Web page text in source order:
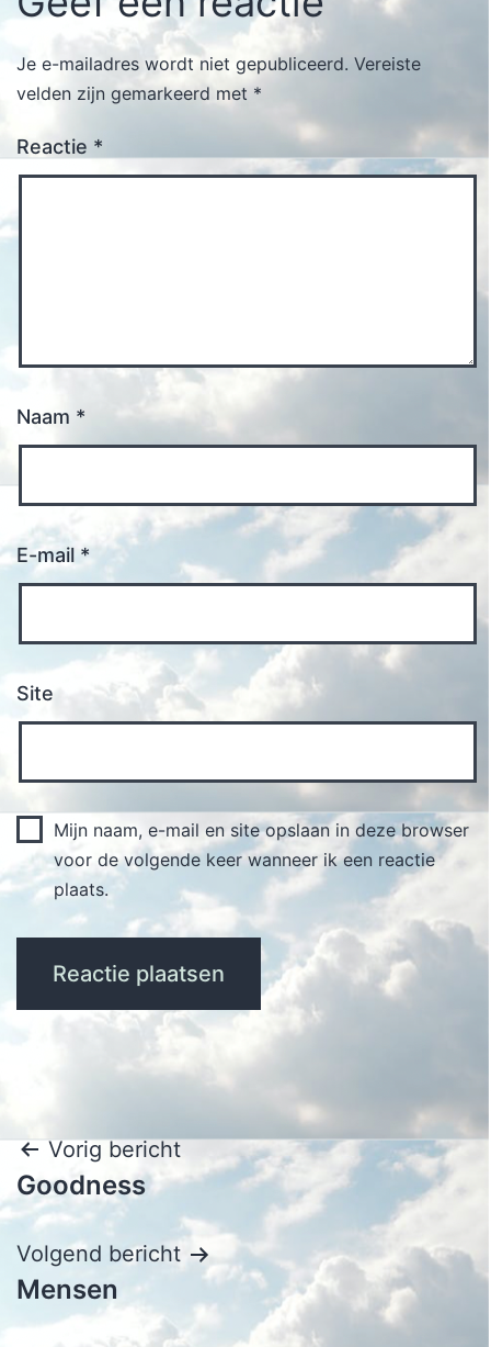
Je e-mailadres wordt niet gepubliceerd. Vereiste
velden zijn gemarkeerd met *
Reactie *
Naam *
E-mail*
Site
Mijn naam, e-mail en site opslaan in deze browser
voor de volgende keer wanneer ik een reactie
plaats.
Bericht
navigatie
Vorig bericht
Goodness
Volgend bericht
Mensen